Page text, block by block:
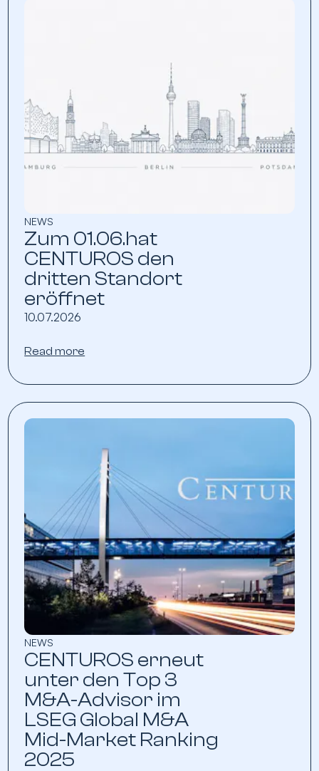
NEWS
Zum 01.06.hat
CENTUROS den
dritten Standort
eröffnet
10.07.2026
Read more
NEWS
CENTUROS erneut
unter den Top 3
M&A-Advisor im
LSEG Global M&A
Mid-Market Ranking
2025